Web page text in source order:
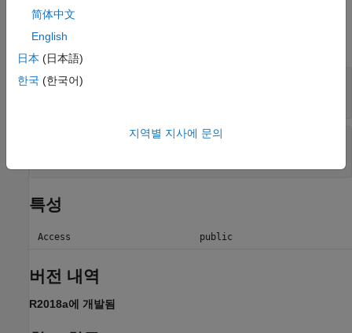
출력 인수
모두 확장
data
— 전송을 종료할지 여부를 표시
특성
Access public
버전 내역
R2018a에 개발됨
简体中文
English
日本 (日本語)
한국 (한국어)
지역별 지사에 문의